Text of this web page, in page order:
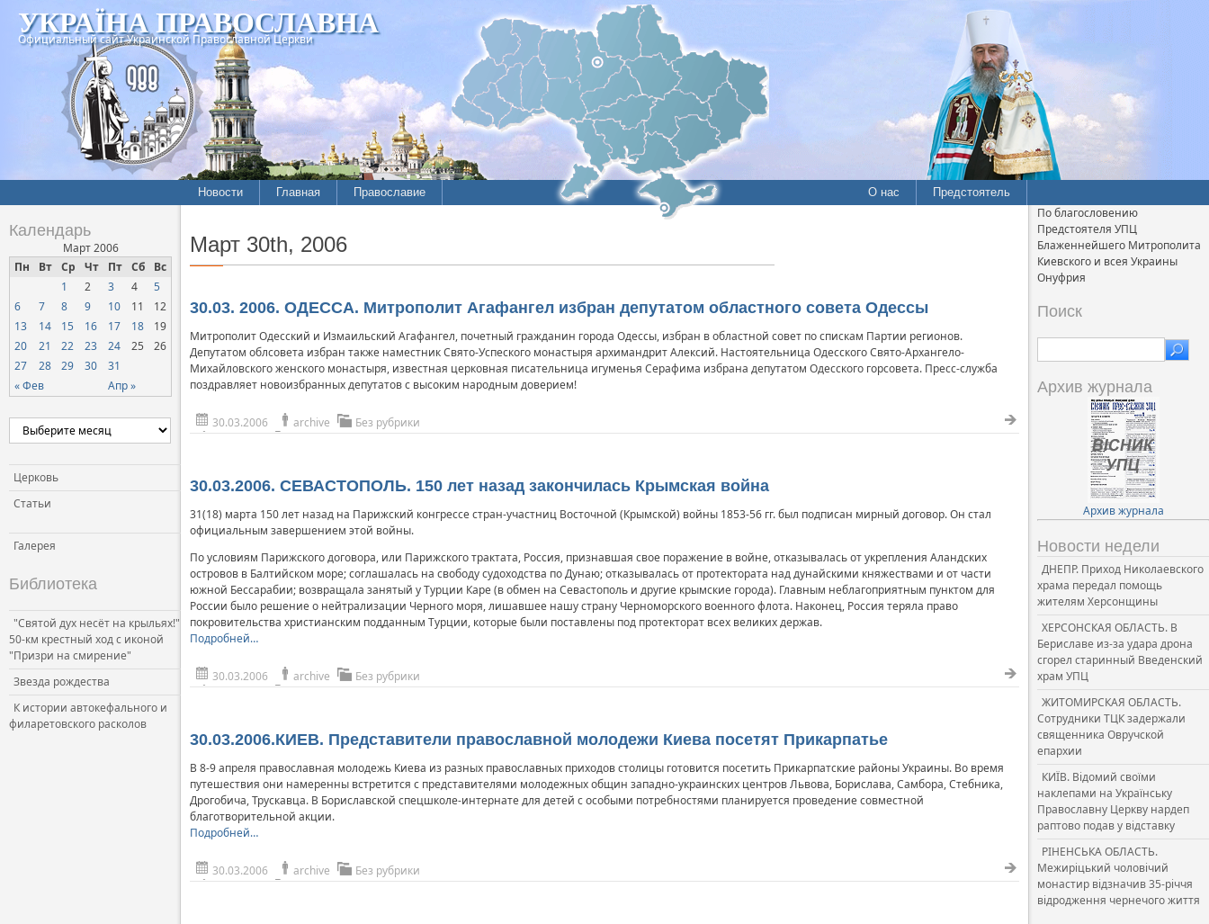
УКРАЇНА ПРАВОСЛАВНА
Официальный сайт Украинской Православной Церкви
Новости Главная Православие О нас Предстоятель
Календарь
Март 2006
Пн
Вт Ср Чт Пт Сб Вс
« Фев Апр »
1 2 3 4
5
6
7 8 9 10 11
12
13
14 15 16 17 18
19
20
21 22 23 24 25
26
27
28 29 30 31
Церковь
Статьи
Галерея
Библиотека
"Святой дух несёт на крыльях!"
50-км крестный ход с иконой
"Призри на смирение"
Звезда рождества
К истории автокефального и
филаретовского расколов
Март 30th, 2006
30.03. 2006. ОДЕССА. Митрополит Агафангел избран депутатом областного совета Одессы
Митрополит Одесский и Измаильский Агафангел, почетный гражданин города Одессы, избран в областной совет по спискам Партии регионов.
Депутатом облсовета избран также наместник Свято-Успеского монастыря архимандрит Алексий. Настоятельница Одесского Свято-Архангело-
Михайловского женского монастыря, известная церковная писательница игуменья Серафима избрана депутатом Одесского горсовета. Пресс-служба
поздравляет новоизбранных депутатов с высоким народным доверием!
30.03.2006 archive Без рубрики
30.03.2006. СЕВАСТОПОЛЬ. 150 лет назад закончилась Крымская война
31(18) марта 150 лет назад на Парижский конгрессе стран-участниц Восточной (Крымской) войны 1853-56 гг. был подписан мирный договор. Он стал
официальным завершением этой войны.
По условиям Парижского договора, или Парижского трактата, Россия, признавшая свое поражение в войне, отказывалась от укрепления Аландских
островов в Балтийском море; соглашалась на свободу судоходства по Дунаю; отказывалась от протектората над дунайскими княжествами и от части
южной Бессарабии; возвращала занятый у Турции Каре (в обмен на Севастополь и другие крымские города). Главным неблагоприятным пунктом для
России было решение о нейтрализации Черного моря, лишавшее нашу страну Черноморского военного флота. Наконец, Россия теряла право
покровительства христианским подданным Турции, которые были поставлены под протекторат всех великих держав.
Подробней…
30.03.2006 archive Без рубрики
30.03.2006.КИЕВ. Представители православной молодежи Киева посетят Прикарпатье
В 8-9 апреля православная молодежь Киева из разных православных приходов столицы готовится посетить Прикарпатские районы Украины. Во время
путешествия они намеренны встретится с представителями молодежных общин западно-украинских центров Львова, Борислава, Самбора, Стебника,
Дрогобича, Трускавца. В Бориславской спецшколе-интернате для детей с особыми потребностями планируется проведение совместной
благотворительной акции.
Подробней…
30.03.2006 archive Без рубрики
По благословению
Предстоятеля УПЦ
Блаженнейшего Митрополита
Киевского и всея Украины
Онуфрия
Поиск
Архив журнала
Архив журнала
Новости недели
ДНЕПР. Приход Николаевского
храма передал помощь
жителям Херсонщины
ХЕРСОНСКАЯ ОБЛАСТЬ. В
Бериславе из-за удара дрона
сгорел старинный Введенский
храм УПЦ
ЖИТОМИРСКАЯ ОБЛАСТЬ.
Сотрудники ТЦК задержали
священника Овручской
епархии
КИЇВ. Відомий своїми
наклепами на Українську
Православну Церкву нардеп
раптово подав у відставку
РІНЕНСЬКА ОБЛАСТЬ.
Межиріцький чоловічий
монастир відзначив 35-річчя
відродження чернечого життя